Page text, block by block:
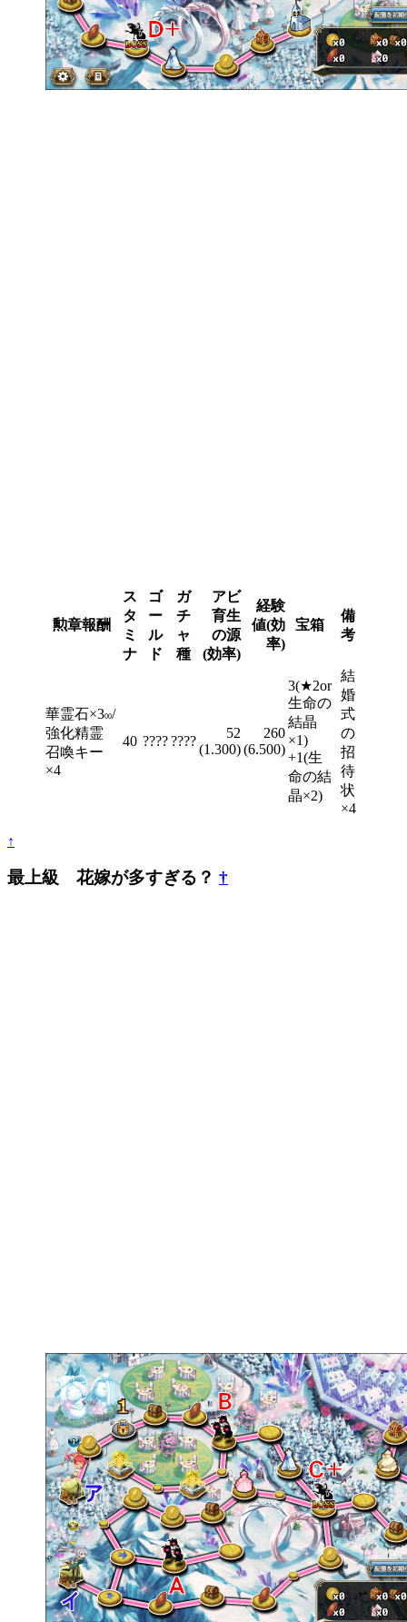
勲章報酬
ス
タ
ミ
ナ
ゴ
ー
ル
ド
ガ
チ
ャ
種
アビ
育生
の源
(効率)
経験
値(効
率)
宝箱
備
考
華霊石×300/
強化精霊
召喚キー
×4
40 ????????
52
(1.300)
260
(6.500)
3(★2or
生命の
結晶
×1)
+1(生
命の結
晶×2)
結
婚
式
の
招
待
状
×4
↑
最上級 花嫁が多すぎる？ †